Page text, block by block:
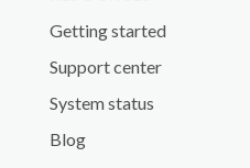
Getting started
Support center
System status
Blog